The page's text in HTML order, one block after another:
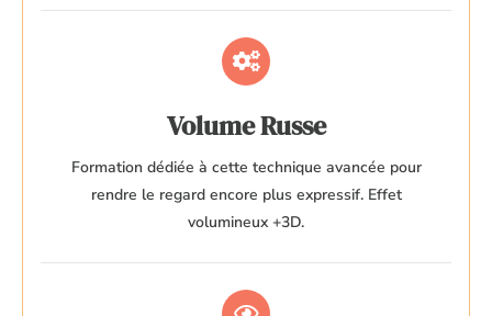
Volume Russe
Formation dédiée à cette technique avancée pour
rendre le regard encore plus expressif. Effet
volumineux +3D.